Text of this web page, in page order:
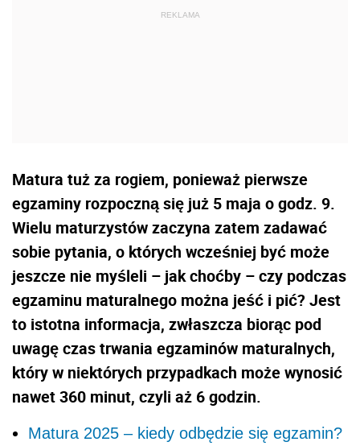
Matura tuż za rogiem, ponieważ pierwsze
egzaminy rozpoczną się już 5 maja o godz. 9.
Wielu maturzystów zaczyna zatem zadawać
sobie pytania, o których wcześniej być może
jeszcze nie myśleli – jak choćby – czy podczas
egzaminu maturalnego można jeść i pić? Jest
to istotna informacja, zwłaszcza biorąc pod
uwagę czas trwania egzaminów maturalnych,
który w niektórych przypadkach może wynosić
nawet 360 minut, czyli aż 6 godzin.
Matura 2025 – kiedy odbędzie się egzamin?